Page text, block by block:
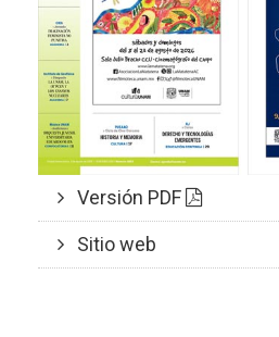
Versión PDF
Sitio web